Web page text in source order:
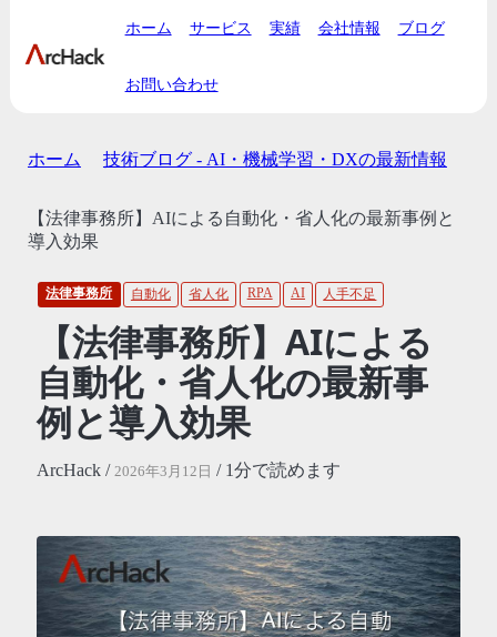
ホーム サービス 実績 会社情報 ブログ
お問い合わせ
ホーム 技術ブログ - AI・機械学習・DXの最新情報
【法律事務所】AIによる自動化・省人化の最新事例と
導入効果
法律事務所 自動化 省人化 RPA AI 人手不足
【法律事務所】AIによる
自動化・省人化の最新事
例と導入効果
ArcHack / 2026年3月12日 / 1分で読めます